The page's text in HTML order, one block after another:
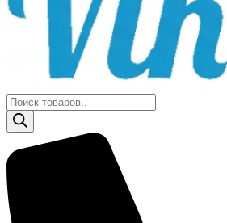
Поиск
товаров